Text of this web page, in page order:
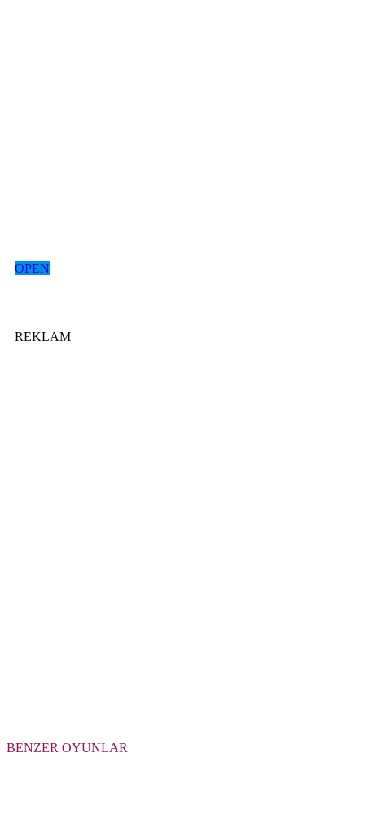
OPEN
REKLAM
BENZER OYUNLAR